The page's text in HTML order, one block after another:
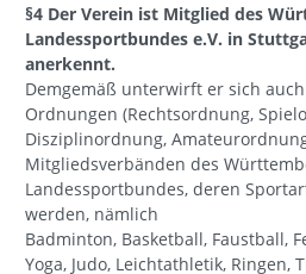
§4 Der Verein ist Mitglied des
Landessportbundes e.V. in
anerkennt.
Demgemäß unterwirft er sich
Ordnungen (Rechtsordnung,
Disziplinordnung,
Mitgliedsverbänden des
Landessportbundes, deren
werden, nämlich
Badminton, Basketball, Faustball,
Yoga, Judo, Leichtathletik, Ringen,